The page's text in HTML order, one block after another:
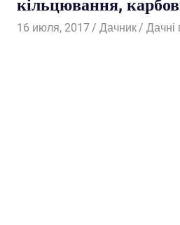
16 июля, 2017 Дачник Дачні